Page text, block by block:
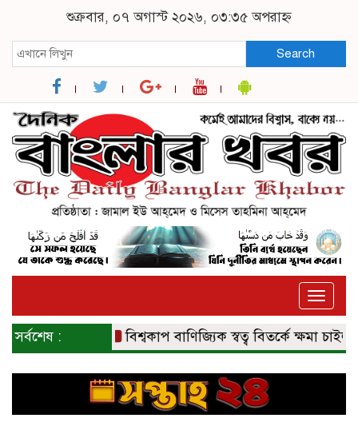
শুক্রবার, ০৭ অগাস্ট ২০২৬, ০৩:৩৫ অপরাহ্ন
Search
Toggle
সর্বশেষ : বিশ্বকাপ বাণিজ্যিক স্বত্ব বিতর্কে ক্ষমা চাইল ফিফা